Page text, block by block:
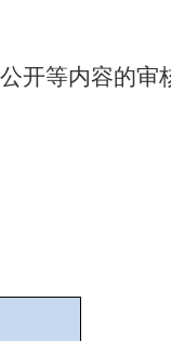
开等内容的审